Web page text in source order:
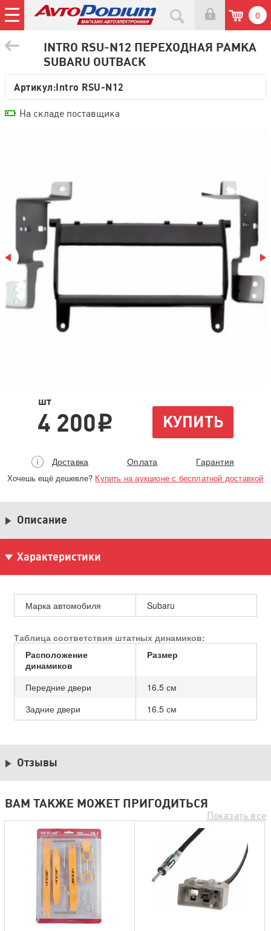
0
INTRO RSU-N12 ПЕРЕХОДНАЯ РАМКА
SUBARU OUTBACK
Артикул:Intro RSU-N12
шт
4 200i КУПИТЬ
Доставка Оплата Гарантия
Хочешь ещё дешевле? Купить на аукционе с бесплатной доставкой
На складе поставщика
Описание
Характеристики
Марка автомобиля Subaru
Таблица соответствия штатных динамиков:
Расположение
динамиков
Размер
Передние двери
16.5 см
Задние двери
16.5 см
Отзывы
ВАМ ТАКЖЕ МОЖЕТ ПРИГОДИТЬСЯ
Показать все